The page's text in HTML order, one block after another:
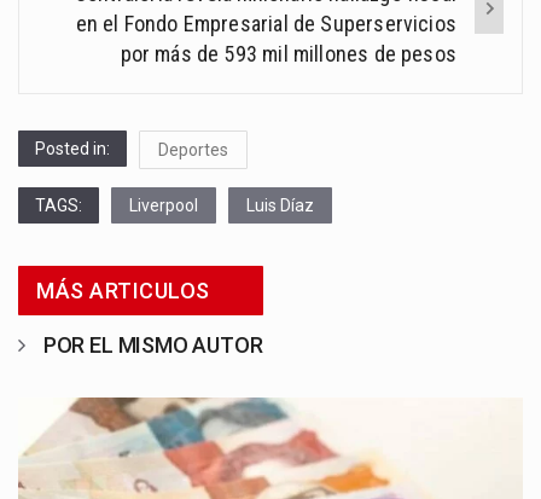
en el Fondo Empresarial de Superservicios
por más de 593 mil millones de pesos
Posted in: Deportes
TAGS: Liverpool Luis Díaz
MÁS ARTICULOS
POR EL MISMO AUTOR